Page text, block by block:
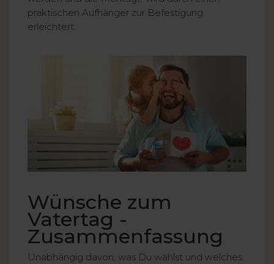
praktischen Aufhänger zur Befestigung
erleichtert.
Wünsche zum
Vatertag -
Zusammenfassung
Unabhängig davon, was Du wählst und welches